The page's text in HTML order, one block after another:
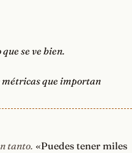
se ve bien.
métricas que importan
tanto. «Puedes tener miles